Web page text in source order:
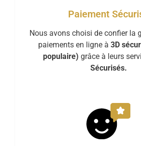
Paiement
Nous avons choisi de confier la
paiements en ligne à 3D
populaire) grâce à leurs
Sécurisés.